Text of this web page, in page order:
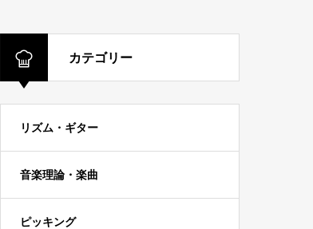
カテゴリー
リズム・ギター
音楽理論・楽曲
ピッキング